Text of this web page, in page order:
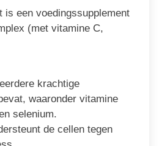
is een voedingssupplement
(met vitamine C,
krachtige
waaronder vitamine
selenium.
de cellen tegen